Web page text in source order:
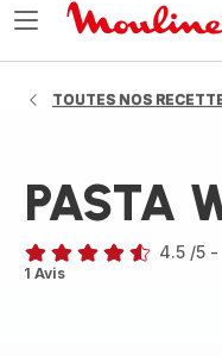
Ouvrir
TOUTES NOS
PASTA
ratings.4.5
4.5 /5 -
1 Avis